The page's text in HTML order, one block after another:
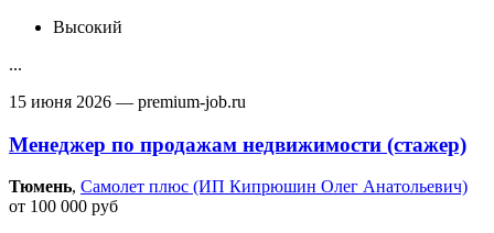
Высокий
...
15 июня 2026 — premium-job.ru
Менеджер по продажам недвижимости (стажер)
Тюмень‎, Самолет плюс (ИП Кипрюшин Олег Анатольевич)
от 100 000 руб